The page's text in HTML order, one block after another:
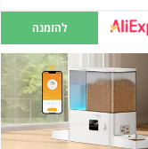
להזמנה